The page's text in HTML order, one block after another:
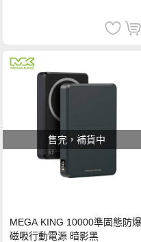
售完，補貨中
MEGA KING 10000準固態防爆
磁吸行動電源 暗影黑